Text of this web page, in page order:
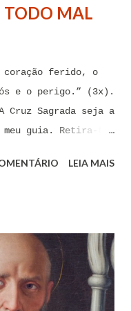
adultério, de
TODO MAL
coração ferido, o
e o perigo.” (3x).
Cruz Sagrada seja a
guia. Retira-te
o teu veneno.” Reze
“O Senhor
Senhor.” (Zacarias
Graça... Oração: Eu
momento, coloco-me
LEIA MAIS